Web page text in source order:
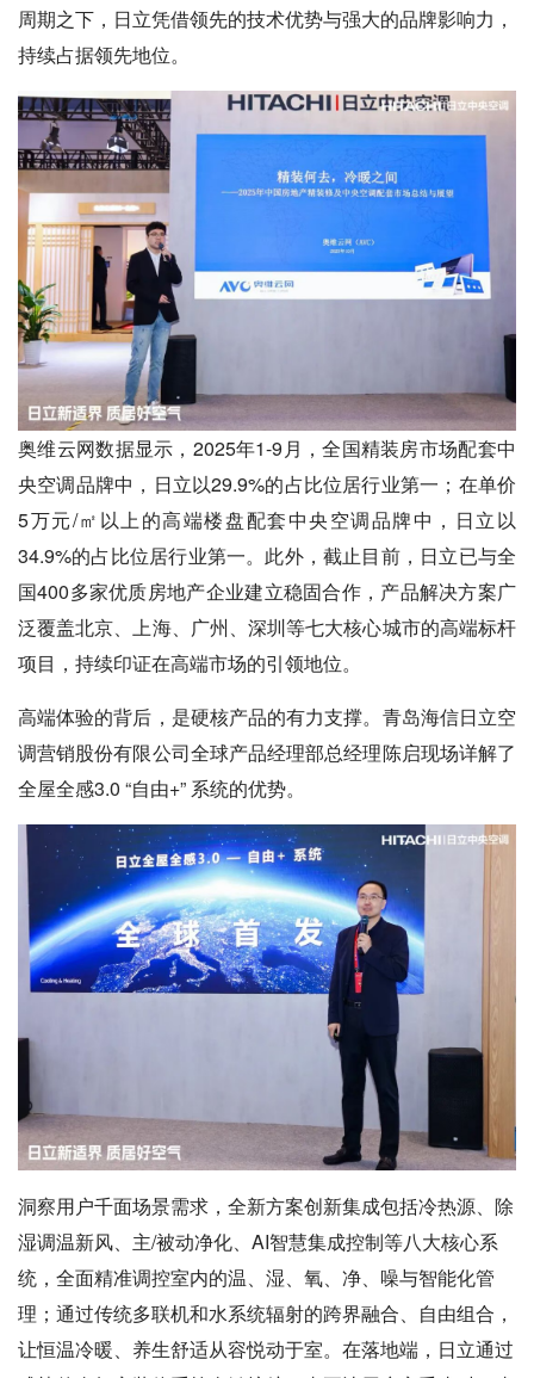
周期之下，日立凭借领先的技术优势与强大的品牌影响力，
持续占据领先地位。
奥维云网数据显示，2025年1-9月，全国精装房市场配套中
央空调品牌中，日立以29.9%的占比位居行业第一；在单价
5万元/㎡以上的高端楼盘配套中央空调品牌中，日立以
34.9%的占比位居行业第一。此外，截止目前，日立已与全
国400多家优质房地产企业建立稳固合作，产品解决方案广
泛覆盖北京、上海、广州、深圳等七大核心城市的高端标杆
项目，持续印证在高端市场的引领地位。
高端体验的背后，是硬核产品的有力支撑。青岛海信日立空
调营销股份有限公司全球产品经理部总经理陈启现场详解了
全屋全感3.0 “自由+” 系统的优势。
洞察用户千面场景需求，全新方案创新集成包括冷热源、除
湿调温新风、主/被动净化、AI智慧集成控制等八大核心系
统，全面精准调控室内的温、湿、氧、净、噪与智能化管
理；通过传统多联机和水系统辐射的跨界融合、自由组合，
让恒温冷暖、养生舒适从容悦动于室。在落地端，日立通过